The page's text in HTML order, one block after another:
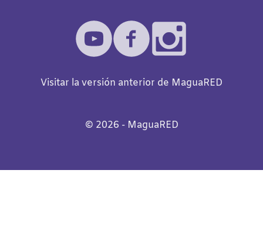
Visitar la versión anterior de MaguaRED
©️ 2026 - MaguaRED